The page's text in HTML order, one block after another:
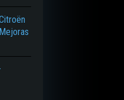
– VÁLVULAS – ÁRBOL